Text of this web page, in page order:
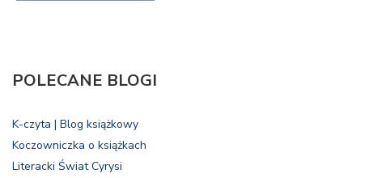
POLECANE BLOGI
K-czyta | Blog książkowy
Koczowniczka o książkach
Literacki Świat Cyrysi